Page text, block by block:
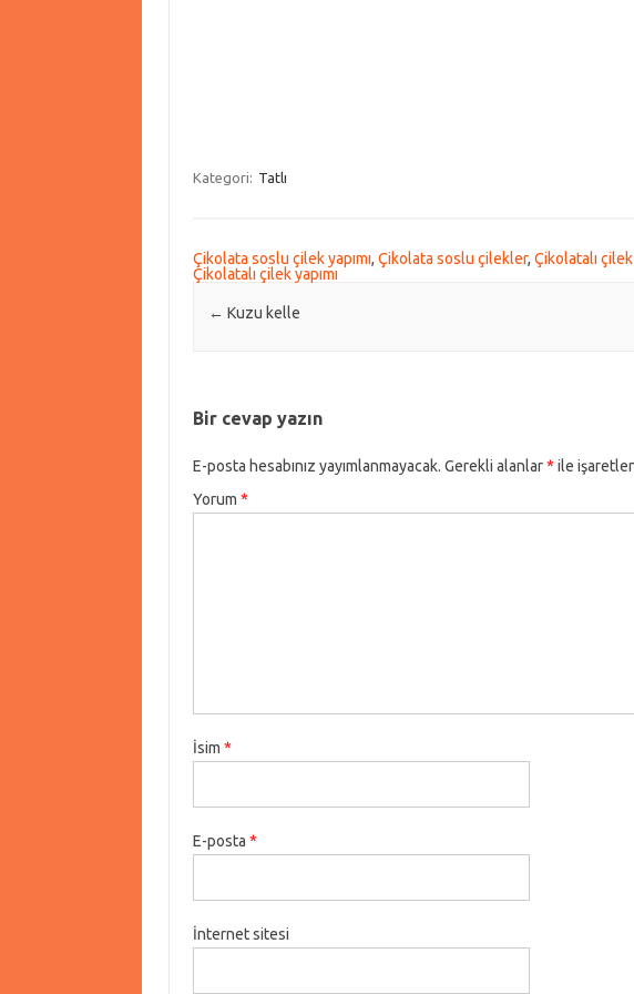
Kategori: Tatlı
Çikolata soslu çilek yapımı, Çikolata soslu çilekler, Çikolatalı çilek
Çikolatalı çilek yapımı
Post navigation
← Kuzu kelle
Bir cevap yazın
E-posta hesabınız yayımlanmayacak. Gerekli alanlar* ile
Yorum *
İsim *
E-posta *
İnternet sitesi